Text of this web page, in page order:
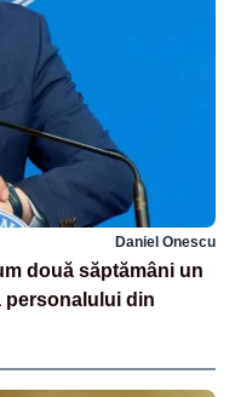
Daniel Onescu
două săptămâni un
personalului din